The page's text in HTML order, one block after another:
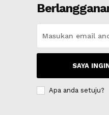
SAYA
Apa anda setuju?